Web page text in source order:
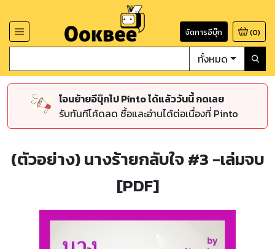
จัดการอีบุ๊ก (0)
ทั้งหมด
โอนย้ายอีบุ๊กไป Pinto ได้แล้ววันนี้ กดเลย
รับทันทีโค้ดลด ซื้อและอ่านได้ต่อเนื่องที่ Pinto
(ตัวอย่าง) นางร้ายกลับใจ #3 -เล่มจบ
[PDF]